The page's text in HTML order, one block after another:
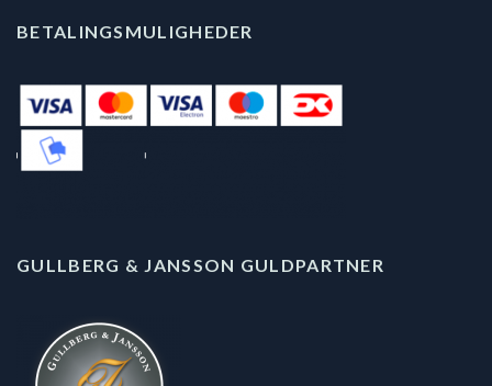
BETALINGSMULIGHEDER
GULLBERG & JANSSON GULDPARTNER